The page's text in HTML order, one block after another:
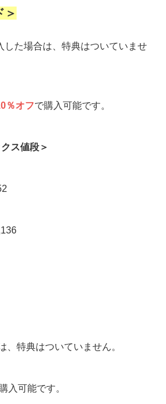
＞
した場合は、特典はついていませ
％オフで購入可能です。
ス値段＞
、特典はついていません。
入可能です。